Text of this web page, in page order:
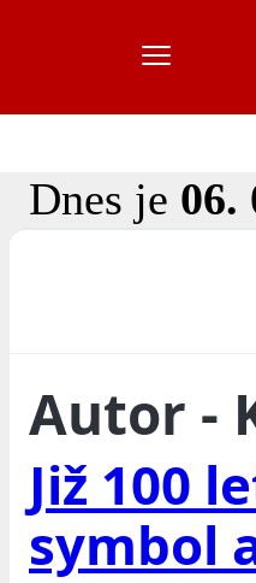
Dnes je 06.
Autor -
Již 100
symbol